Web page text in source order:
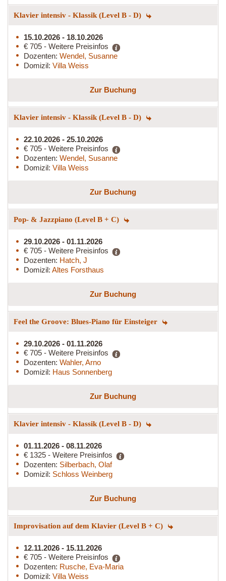
Klavier intensiv - Klassik (Level B - D)
15.10.2026 - 18.10.2026
€ 705 - Weitere Preisinfos
Dozenten: Wendel, Susanne
Domizil: Villa Weiss
Zur Buchung
Klavier intensiv - Klassik (Level B - D)
22.10.2026 - 25.10.2026
€ 705 - Weitere Preisinfos
Dozenten: Wendel, Susanne
Domizil: Villa Weiss
Zur Buchung
Pop- & Jazzpiano (Level B + C)
29.10.2026 - 01.11.2026
€ 705 - Weitere Preisinfos
Dozenten: Hatch, J
Domizil: Altes Forsthaus
Zur Buchung
Feel the Groove: Blues-Piano für Einsteiger
29.10.2026 - 01.11.2026
€ 705 - Weitere Preisinfos
Dozenten: Wahler, Arno
Domizil: Haus Sonnenberg
Zur Buchung
Klavier intensiv - Klassik (Level B - D)
01.11.2026 - 08.11.2026
€ 1325 - Weitere Preisinfos
Dozenten: Silberbach, Olaf
Domizil: Schloss Weinberg
Zur Buchung
Improvisation auf dem Klavier (Level B + C)
12.11.2026 - 15.11.2026
€ 705 - Weitere Preisinfos
Dozenten: Rusche, Eva-Maria
Domizil: Villa Weiss